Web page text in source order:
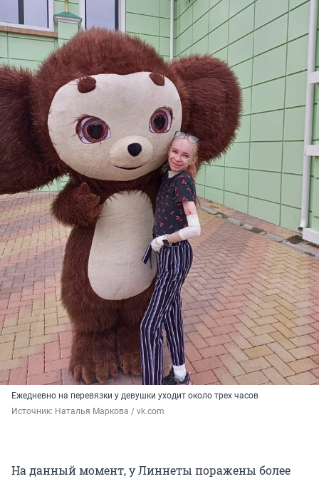
Ежедневно на перевязки у девушки уходит около трех часов
Источник: Наталья Маркова / vk.com
На данный момент, у Линнеты поражены более